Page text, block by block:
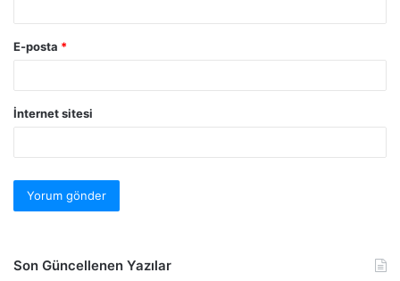
E-posta *
İnternet sitesi
Son Güncellenen Yazılar